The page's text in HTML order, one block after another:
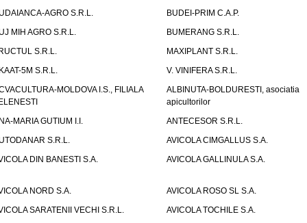
AGRO S.R.L.
BUDEI-PRIM C.A.P.
MIH AGRO S.R.L.
BUMERANG S.R.L.
S.R.L.
MAXIPLANT S.R.L.
5M S.R.L.
V. VINIFERA S.R.L.
MOLDOVA I.S., FILIALA
ALBINUTA-BOLDURESTI, asociatia
apicultorilor
MARIA GUTIUM I.I.
ANTECESOR S.R.L.
S.R.L.
AVICOLA CIMGALLUS S.A.
DIN BANESTI S.A.
AVICOLA GALLINULA S.A.
NORD S.A.
AVICOLA ROSO SL S.A.
SARATENII VECHI S.R.L.
AVICOLA TOCHILE S.A.